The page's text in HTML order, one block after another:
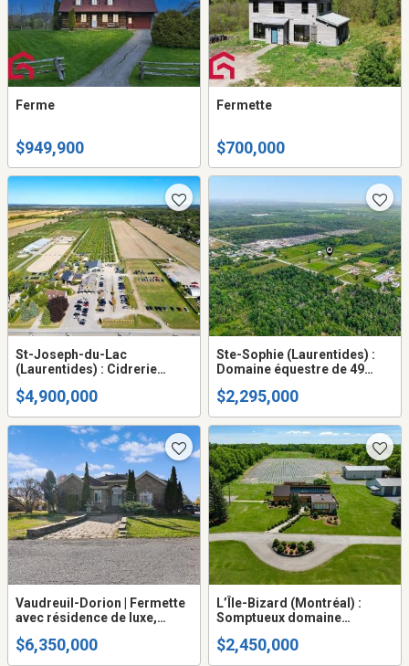
Ferme
$949,900
Fermette
$700,000
St-Joseph-du-Lac
(Laurentides) : Cidrerie
$4,900,000
Ste-Sophie (Laurentides) :
Domaine équestre de 49
chambres, garages, écurie,
minutes de St-Jérôme
$2,295,000
Vaudreuil-Dorion | Fermette
avec résidence de luxe,
et plusieurs bâtiments
$6,350,000
L’Île-Bizard (Montréal) :
Somptueux domaine
multiples possibilités,
$2,450,000